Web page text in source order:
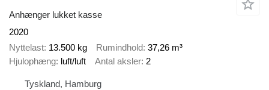
Anhænger lukket kasse
2020
Nyttelast 13.500 kg Rumindhold 37,26 m³
Hjulophæng
luft/luft Antal aksler 2
Tyskland, Hamburg